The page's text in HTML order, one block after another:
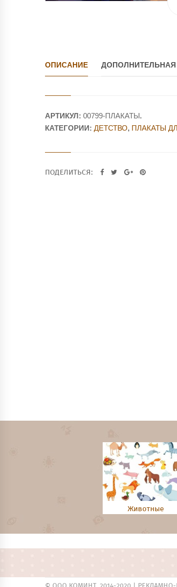
ОПИСАНИЕ
АРТИКУЛ: 00799-ПЛАКАТЫ.
КАТЕГОРИИ: ДЕТСТВО, ПЛАКАТЫ
ПОДЕЛИТЬСЯ:
Животные